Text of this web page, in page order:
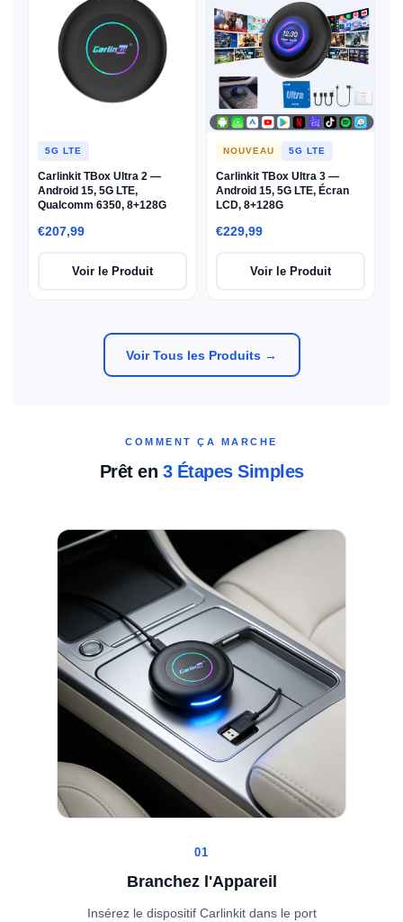
5G LTE
Carlinkit TBox Ultra 2 —
Android 15, 5G LTE,
Qualcomm 6350, 8+128G
€207,99
Voir le Produit
NOUVEAU 5G LTE
Carlinkit TBox Ultra 3 —
Android 15, 5G LTE, Écran
LCD, 8+128G
€229,99
Voir le Produit
Voir Tous les Produits →
COMMENT ÇA MARCHE
Prêt en 3 Étapes Simples
01
Branchez l'Appareil
Insérez le dispositif Carlinkit dans le port